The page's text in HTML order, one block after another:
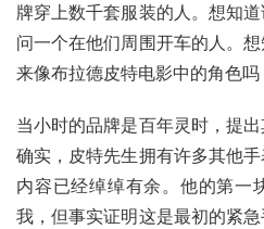
牌穿上数千套服装的人。想知
问一个在他们周围开车的人。
来像布拉德皮特电影中的角色吗
当小时的品牌是百年灵时，提出
确实，皮特先生拥有许多其他
内容已经绰绰有余。他的第一
我，但事实证明这是最初的紧